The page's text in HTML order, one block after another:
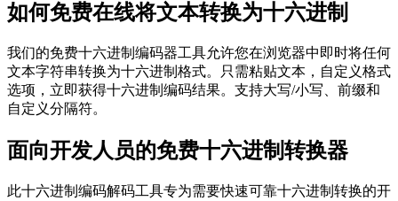
如何免费在线将文本转换为十六进制
我们的免费十六进制编码器工具允许您在浏览器中即时将任何
文本字符串转换为十六进制格式。只需粘贴文本，自定义格式
选项，立即获得十六进制编码结果。支持大写/小写、前缀和
自定义分隔符。
面向开发人员的免费十六进制转换器
此十六进制编码解码工具专为需要快速可靠十六进制转换的开